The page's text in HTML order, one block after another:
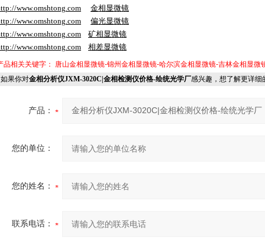
www.omshtong.com
金相显微镜
www.omshtong.com
偏光显微镜
www.omshtong.com
矿相显微镜
www.omshtong.com 相差显微镜
品相关关键字： 唐山金相显微镜-锦州金相显微镜-哈尔滨金相显微镜-吉林金相显微
果你对金相分析仪JXM-3020C|金相检测仪价格-绘统光学厂感兴趣，想了解更详细
产品：
您的单位：
您的姓名：
联系电话：